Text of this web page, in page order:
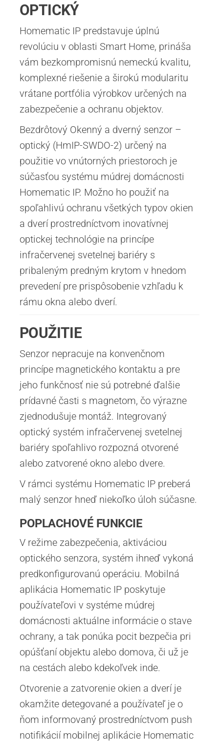
OPTICKÝ
Homematic IP predstavuje úplnú
revolúciu v oblasti Smart Home, prináša
vám bezkompromisnú nemeckú kvalitu,
komplexné riešenie a širokú modularitu
vrátane portfólia výrobkov určených na
zabezpečenie a ochranu objektov.
Bezdrôtový Okenný a dverný senzor –
optický (HmIP-SWDO-2) určený na
použitie vo vnútorných priestoroch je
súčasťou systému múdrej domácnosti
Homematic IP. Možno ho použiť na
spoľahlivú ochranu všetkých typov okien
a dverí prostredníctvom inovatívnej
optickej technológie na princípe
infračervenej svetelnej bariéry s
pribaleným predným krytom v hnedom
prevedení pre prispôsobenie vzhľadu k
rámu okna alebo dverí.
POUŽITIE
Senzor nepracuje na konvenčnom
princípe magnetického kontaktu a pre
jeho funkčnosť nie sú potrebné ďalšie
prídavné časti s magnetom, čo výrazne
zjednodušuje montáž. Integrovaný
optický systém infračervenej svetelnej
bariéry spoľahlivo rozpozná otvorené
alebo zatvorené okno alebo dvere.
V rámci systému Homematic IP preberá
malý senzor hneď niekoľko úloh súčasne.
POPLACHOVÉ FUNKCIE
V režime zabezpečenia, aktiváciou
optického senzora, systém ihneď vykoná
predkonfigurovanú operáciu. Mobilná
aplikácia Homematic IP poskytuje
používateľovi v systéme múdrej
domácnosti aktuálne informácie o stave
ochrany, a tak ponúka pocit bezpečia pri
opúšťaní objektu alebo domova, či už je
na cestách alebo kdekoľvek inde.
Otvorenie a zatvorenie okien a dverí je
okamžite detegované a používateľ je o
ňom informovaný prostredníctvom push
notifikácií mobilnej aplikácie Homematic